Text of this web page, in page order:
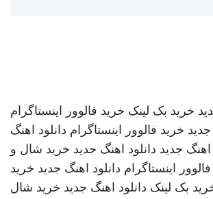
خرید بک لینک خرید فالوور اینستاگرام
جدید خرید فالوور اینستاگرام دانلود اهنگ
اهنگ جدید دانلود اهنگ جدید خرید شال و
اینستاگرام دانلود اهنگ جدید خرید
بک لینک دانلود اهنگ جدید خرید شال